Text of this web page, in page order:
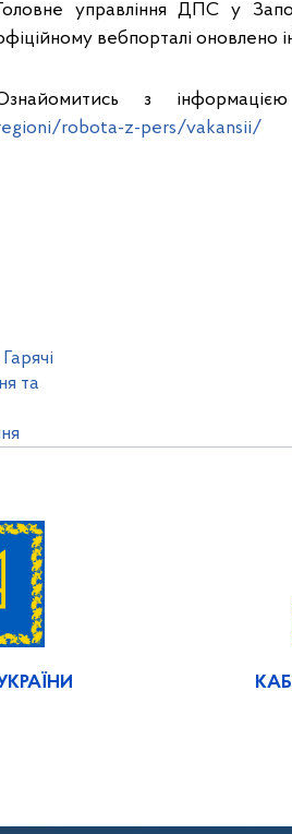
управління ДПС у
вебпорталі оновлено
з
robota-z-pers/vakansii/
та